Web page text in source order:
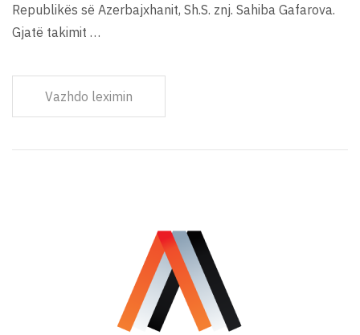
Republikës së Azerbajxhanit, Sh.S. znj. Sahiba Gafarova.
Gjatë takimit …
Vazhdo leximin